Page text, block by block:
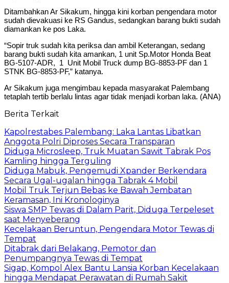
Ditambahkan Ar Sikakum, hingga kini korban pengendara motor
sudah dievakuasi ke RS Gandus, sedangkan barang bukti sudah
diamankan ke pos Laka.
“Sopir truk sudah kita periksa dan ambil Keterangan, sedang
barang bukti sudah kita amankan, 1 unit Sp.Motor Honda Beat
BG-5107-ADR, 1 Unit Mobil Truck dump BG-8853-PF dan 1
STNK BG-8853-PF,” katanya.
Ar Sikakum juga mengimbau kepada masyarakat Palembang
tetaplah tertib berlalu lintas agar tidak menjadi korban laka. (ANA)
Berita Terkait
Kapolrestabes Palembang: Laka Lantas Libatkan
Anggota Polri Diproses Secara Transparan
Diduga Microsleep, Truk Muatan Sawit Tabrak Pos
Kamling hingga Terguling
Diduga Mabuk, Pengemudi Xpander Berkendara
Secara Ugal-ugalan hingga Tabrak 4 Mobil
Mobil Truk Terjun Bebas ke Bawah Jembatan
Keramasan, Ini Kronologinya
Siswa SMP Tewas di Dalam Parit, Diduga Terpeleset
saat Menyeberang
Kecelakaan Beruntun, Pengendara Motor Tewas di
Tempat
Ditabrak dari Belakang, Pemotor dan
Penumpangnya Tewas di Tempat
Sigap, Kompol Alex Bantu Lansia Korban Kecelakaan
hingga Mendapat Perawatan di Rumah Sakit